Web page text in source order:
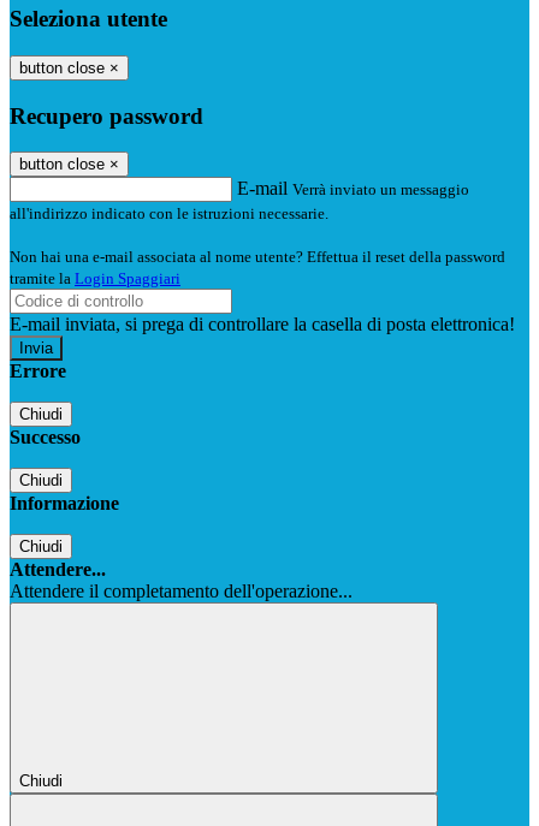
Seleziona utente
button close ×
Recupero password
button close ×
E-mail Verrà inviato un messaggio
all'indirizzo indicato con le istruzioni necessarie.
Non hai una e-mail associata al nome utente? Effettua il reset della password
tramite la Login Spaggiari
E-mail inviata, si prega di controllare la casella di posta elettronica!
Errore
Chiudi
Successo
Chiudi
Informazione
Chiudi
Attendere...
Attendere il completamento dell'operazione...
Chiudi